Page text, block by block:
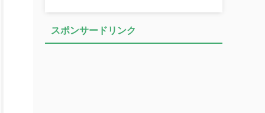
スポンサードリンク